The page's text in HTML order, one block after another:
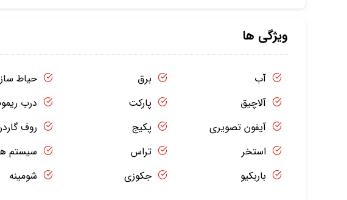
ویژگی ها
آب
آلاچیق
آیفون تصویری
استخر
باربکیو
برق
پارکت
پکیج
تراس
جکوزی
حیاط
درب
روف
سیستم
شومینه